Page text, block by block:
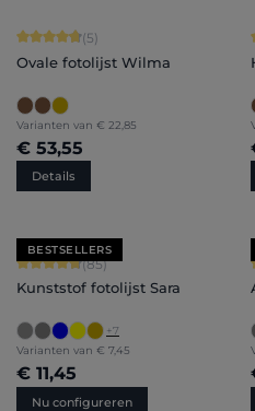
Gemiddelde waardering van 4.8
(5)
Ovale fotolijst Wilma
Varianten van € 22,85
€ 53,55
Details
BESTSELLERS
Gemiddelde waardering van 4.71
(85)
Kunststof fotolijst Sara
+7
Varianten van € 7,45
€ 11,45
Nu configureren